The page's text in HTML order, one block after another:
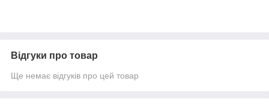
Відгуки про товар
Ще немає відгуків про цей товар